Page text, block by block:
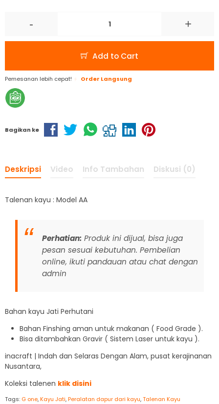
- +
Add to Cart
Pemesanan lebih cepat! Order Langsung
Bagikan ke
Deskripsi Video Info Tambahan Diskusi (0)
Talenan kayu : Model AA
Perhatian: Produk ini dijual, bisa juga
pesan sesuai kebutuhan. Pembelian
online, ikuti pandauan atau chat dengan
admin
Bahan kayu Jati Perhutani
Bahan Finshing aman untuk makanan ( Food Grade ).
Bisa ditambahkan Gravir ( Sistem Laser untuk kayu ).
inacraft | Indah dan Selaras Dengan Alam, pusat kerajinanan
Nusantara,
Koleksi talenen klik disini
Tags: G one,Kayu Jati,Peralatan dapur dari kayu,Talenan Kayu